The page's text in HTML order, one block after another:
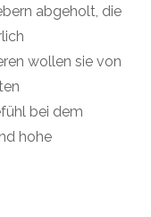
abgeholt, die
wollen sie von
bei dem
hohe